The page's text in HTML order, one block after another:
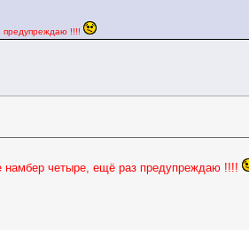
предупреждаю !!!!
намбер четыре, ещё раз предупреждаю !!!!